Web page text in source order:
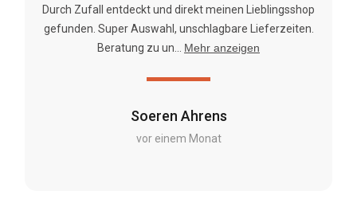
Soeren Ahrens
vor einem Monat
Durch Zufall entdeckt und direkt meinen Lieblingsshop
gefunden. Super Auswahl, unschlagbare Lieferzeiten.
Beratung zu un...
Mehr anzeigen